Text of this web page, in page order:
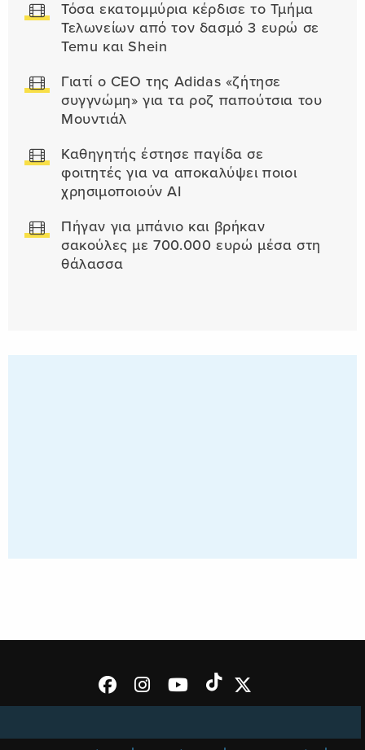
Τόσα εκατομμύρια κέρδισε το Τμήμα
Τελωνείων από τον δασμό 3 ευρώ σε
Temu και Shein
Γιατί ο CEO της Adidas «ζήτησε
συγγνώμη» για τα ροζ παπούτσια του
Μουντιάλ
Καθηγητής έστησε παγίδα σε
φοιτητές για να αποκαλύψει ποιοι
χρησιμοποιούν AI
Πήγαν για μπάνιο και βρήκαν
σακούλες με 700.000 ευρώ μέσα στη
θάλασσα